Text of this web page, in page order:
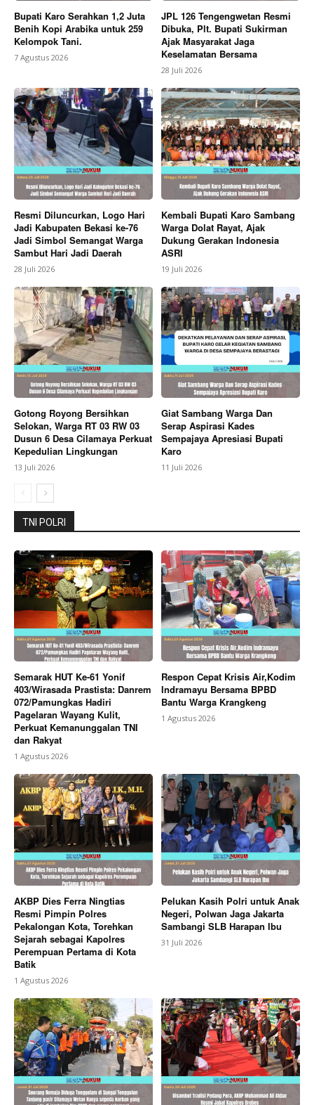
Magazine PRO
SUBSCRIBE NOW
Company
About
Contact us
Subscription Plans
My account
Bagikan Artikel
Berita Lainnya
Tanggapi Pernyataan Kontroversial,
Siap Temui Hotman Paris
Bupati Karo Serahkan 1,2 Juta
Benih Kopi Arabika untuk 259
Kelompok Tani.
7 Agustus 2026
JPL 126 Tengengwetan Resmi
Dibuka, Plt. Bupati Sukirman
Ajak Masyarakat Jaga
Keselamatan Bersama
28 Juli 2026
Resmi Diluncurkan, Logo Hari
Jadi Kabupaten Bekasi ke-76
Jadi Simbol Semangat Warga
Sambut Hari Jadi Daerah
28 Juli 2026
Kembali Bupati Karo Sambang
Warga Dolat Rayat, Ajak
Dukung Gerakan Indonesia
ASRI
19 Juli 2026
Gotong Royong Bersihkan
Selokan, Warga RT 03 RW 03
Dusun 6 Desa Cilamaya Perkuat
Kepedulian Lingkungan
13 Juli 2026
Giat Sambang Warga Dan
Serap Aspirasi Kades
Sempajaya Apresiasi Bupati
Karo
11 Juli 2026
TNI POLRI
Semarak HUT Ke-61 Yonif
403/Wirasada Prastista: Danrem
072/Pamungkas Hadiri
Pagelaran Wayang Kulit,
Perkuat Kemanunggalan TNI
dan Rakyat
1 Agustus 2026
Respon Cepat Krisis Air,Kodim
Indramayu Bersama BPBD
Bantu Warga Krangkeng
1 Agustus 2026
AKBP Dies Ferra Ningtias
Resmi Pimpin Polres
Pekalongan Kota, Torehkan
Sejarah sebagai Kapolres
Perempuan Pertama di Kota
Batik
1 Agustus 2026
Pelukan Kasih Polri untuk Anak
Negeri, Polwan Jaga Jakarta
Sambangi SLB Harapan Ibu
31 Juli 2026